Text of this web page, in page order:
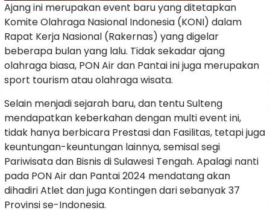
Ajang ini merupakan event baru yang ditetapkan
Komite Olahraga Nasional Indonesia (KONI) dalam
Rapat Kerja Nasional (Rakernas) yang digelar
beberapa bulan yang lalu. Tidak sekadar ajang
olahraga biasa, PON Air dan Pantai ini juga merupakan
sport tourism atau olahraga wisata.
Selain menjadi sejarah baru, dan tentu Sulteng
mendapatkan keberkahan dengan multi event ini,
tidak hanya berbicara Prestasi dan Fasilitas, tetapi juga
keuntungan-keuntungan lainnya, semisal segi
Pariwisata dan Bisnis di Sulawesi Tengah. Apalagi nanti
pada PON Air dan Pantai 2024 mendatang akan
dihadiri Atlet dan juga Kontingen dari sebanyak 37
Provinsi se-Indonesia.